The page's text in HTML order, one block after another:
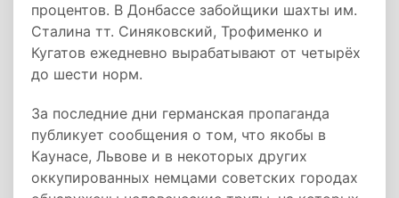
процентов. В Донбассе забойщики шахты им.
Сталина тт. Синяковский, Трофименко и
Кугатов ежедневно вырабатывают от четырёх
до шести норм.
За последние дни германская пропаганда
публикует сообщения о том, что якобы в
Каунасе, Львове и в некоторых других
оккупированных немцами советских городах